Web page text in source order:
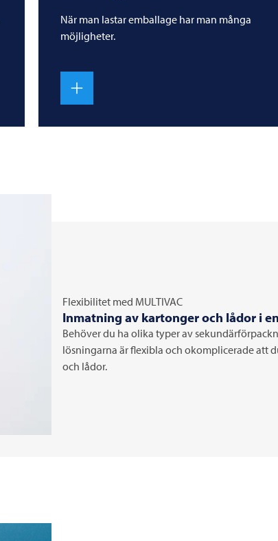
När man lastar emballage har man många
möjligheter.
Flexibilitet med MULTIVAC
Inmatning av kartonger och lådor i
Behöver du ha olika typer av
lösningarna är flexibla och okomplicerade att
och lådor.